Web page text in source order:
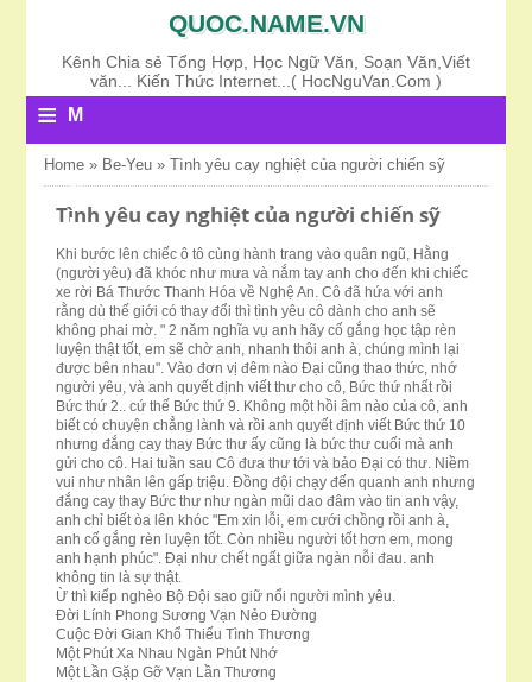
QUOC.NAME.VN
Kênh Chia sẻ Tổng Hợp, Học Ngữ Văn, Soạn Văn,Viết
văn... Kiến Thức Internet...( HocNguVan.Com )
≡
M
N
U
Home » Be-Yeu »Tình yêu cay nghiệt của người chiến sỹ
Tình yêu cay nghiệt của người chiến sỹ
Khi bước lên chiếc ô tô cùng hành trang vào quân ngũ, Hằng
(người yêu) đã khóc như mưa và nắm tay anh cho đến khi chiếc
xe rời Bá Thước Thanh Hóa về Nghệ An. Cô đã hứa với anh
rằng dù thế giới có thay đổi thì tình yêu cô dành cho anh sẽ
không phai mờ. " 2 năm nghĩa vụ anh hãy cố gắng học tập rèn
luyện thật tốt, em sẽ chờ anh, nhanh thôi anh à, chúng mình lại
được bên nhau". Vào đơn vị đêm nào Đại cũng thao thức, nhớ
người yêu, và anh quyết định viết thư cho cô, Bức thứ nhất rồi
Bức thứ 2.. cứ thế Bức thứ 9. Không một hồi âm nào của cô, anh
biết có chuyện chẳng lành và rồi anh quyết định viết Bức thứ 10
nhưng đắng cay thay Bức thư ấy cũng là bức thư cuối mà anh
gửi cho cô. Hai tuần sau Cô đưa thư tới và bảo Đại có thư. Niềm
vui như nhân lên gấp triệu. Đồng đội chạy đến quanh anh nhưng
đắng cay thay Bức thư như ngàn mũi dao đâm vào tin anh vậy,
anh chỉ biết òa lên khóc "Em xin lỗi, em cưới chồng rồi anh à,
anh cố gắng rèn luyện tốt. Còn nhiều người tốt hơn em, mong
anh hạnh phúc". Đại như chết ngất giữa ngàn nỗi đau. anh
không tin là sự thật.
Ừ thì kiếp nghèo Bộ Đội sao giữ nổi người mình yêu.
Đời Lính Phong Sương Vạn Nẻo Đường
Cuộc Đời Gian Khổ Thiếu Tình Thương
Một Phút Xa Nhau Ngàn Phút Nhớ
Một Lần Gặp Gỡ Vạn Lần Thương